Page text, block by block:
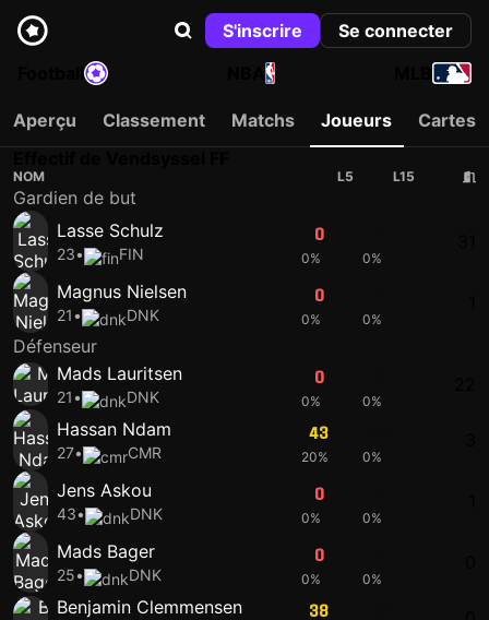
S'inscrire
Se connecter
NBA
Aperçu Classement Matchs Joueurs
Cartes
NOM L5 L15
Gardien de but
Lasse Schulz
23• FIN
0
0% 0%
Magnus Nielsen
21• DNK
0
0% 0%
Défenseur
Mads Lauritsen
21• DNK
0
0% 0%
Hassan Ndam
27• CMR
43
20% 0%
Jens Askou
43• DNK
0
0% 0%
Mads Bager
25• DNK
0
0% 0%
Benjamin Clemmensen 38